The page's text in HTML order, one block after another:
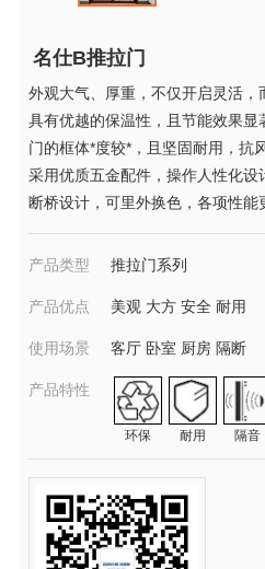
名仕B推拉门
外观大气、厚重，不仅开启灵活，
具有优越的保温性，且节能效果显
门的框体*度较*，且坚固耐用，抗
采用优质五金配件，操作人性化设
断桥设计，可里外换色，各项性能
产品类型 推拉门系列
产品优点 美观 大方 安全 耐用
使用场景 客厅 卧室 厨房 隔断
产品特性
环保 耐用 隔音